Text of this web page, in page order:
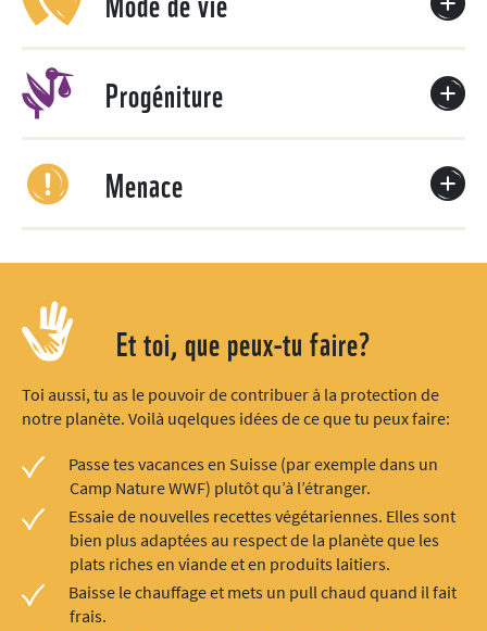
Progéniture
Menace
Et toi, que peux-tu faire?
Toi aussi, tu as le pouvoir de contribuer à la protection de
notre planète. Voilà uqelques idées de ce que tu peux faire:
Passe tes vacances en Suisse (par exemple dans un
Camp Nature WWF) plutôt qu’à l’étranger.
Essaie de nouvelles recettes végétariennes. Elles sont
bien plus adaptées au respect de la planète que les
plats riches en viande et en produits laitiers.
Baisse le chauffage et mets un pull chaud quand il fait
frais.